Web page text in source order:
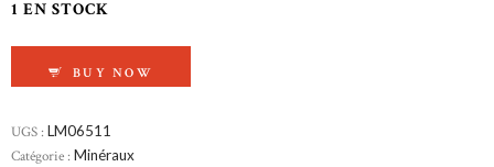
1 EN STOCK
BUY NOW
UGS : LM06511
Catégorie : Minéraux